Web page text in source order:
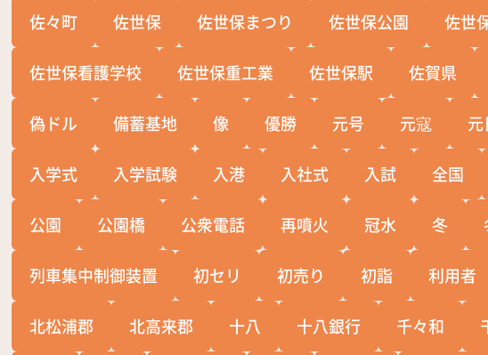
佐々町 佐世保 佐世保まつり 佐世保公園 佐世
佐世保看護学校 佐世保重工業 佐世保駅 佐賀県
偽ドル 備蓄基地 像 優勝 元号 元寇 元
入学式 入学試験 入港 入社式 入試 全国
公園 公園橋 公衆電話 再噴火 冠水 冬
列車集中制御装置 初セリ 初売り 初詣 利用者
北松浦郡 北高来郡 十八 十八銀行 千々和